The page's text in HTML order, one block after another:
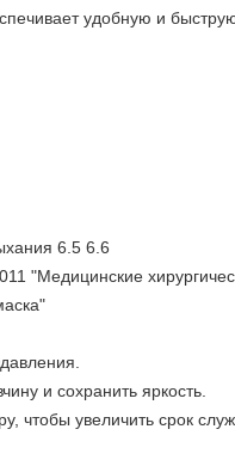
удобную и
6.5 6.6
"Медицинские
и сохранить яркость.
увеличить срок